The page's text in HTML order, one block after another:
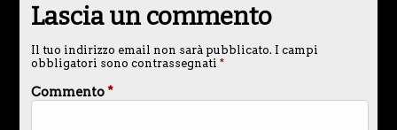
Lascia un commento
Il tuo indirizzo email non sarà pubblicato. I campi
obbligatori sono contrassegnati *
Commento*